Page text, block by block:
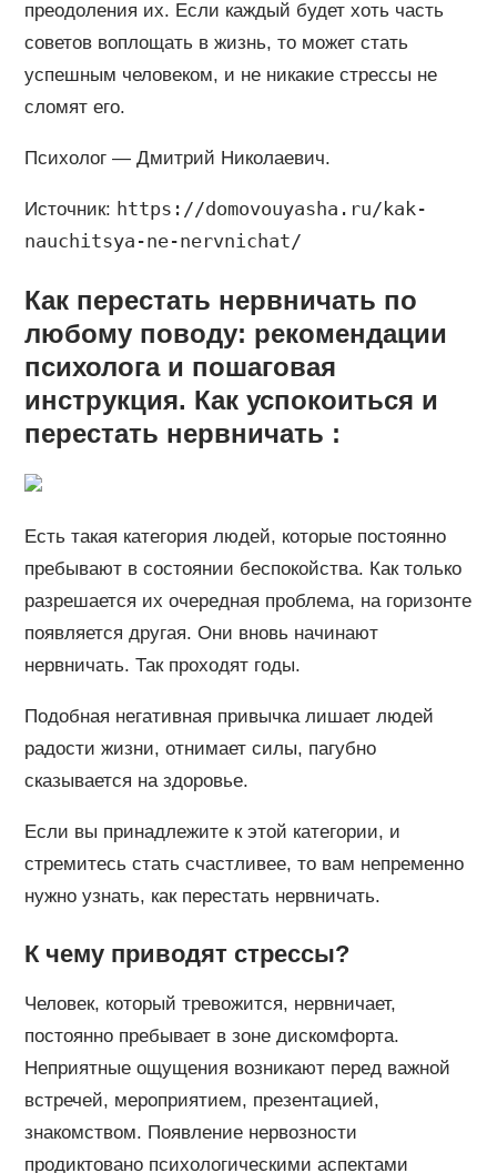
преодоления их. Если каждый будет хоть часть
советов воплощать в жизнь, то может стать
успешным человеком, и не никакие стрессы не
сломят его.
Психолог — Дмитрий Николаевич.
Источник: https://domovouyasha.ru/kak-
nauchitsya-ne-nervnichat/
Как перестать нервничать по
любому поводу: рекомендации
психолога и пошаговая
инструкция. Как успокоиться и
перестать нервничать :
Есть такая категория людей, которые постоянно
пребывают в состоянии беспокойства. Как только
разрешается их очередная проблема, на горизонте
появляется другая. Они вновь начинают
нервничать. Так проходят годы.
Подобная негативная привычка лишает людей
радости жизни, отнимает силы, пагубно
сказывается на здоровье.
Если вы принадлежите к этой категории, и
стремитесь стать счастливее, то вам непременно
нужно узнать, как перестать нервничать.
К чему приводят стрессы?
Человек, который тревожится, нервничает,
постоянно пребывает в зоне дискомфорта.
Неприятные ощущения возникают перед важной
встречей, мероприятием, презентацией,
знакомством. Появление нервозности
продиктовано психологическими аспектами